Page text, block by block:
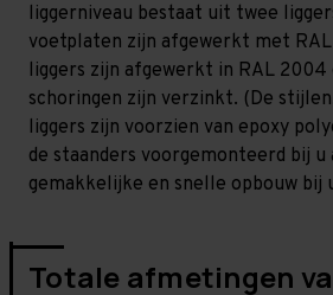
liggerniveau bestaat uit twee
voetplaten zijn afgewerkt met
liggers zijn afgewerkt in RAL 2004
schoringen zijn verzinkt. (De
liggers zijn voorzien van epoxy
de staanders voorgemonteerd bij u
gemakkelijke en snelle opbouw bij
Totale afmetingen